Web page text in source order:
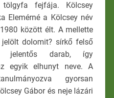
tölgyfa fejfája. Kölcsey
Elemérné a Kölcsey név
között élt. A mellette
jelölt dolomit? sírkő felső
jelentős darab, így
egyik elhunyt neve. A
gyorsan
Gábor és neje lázári